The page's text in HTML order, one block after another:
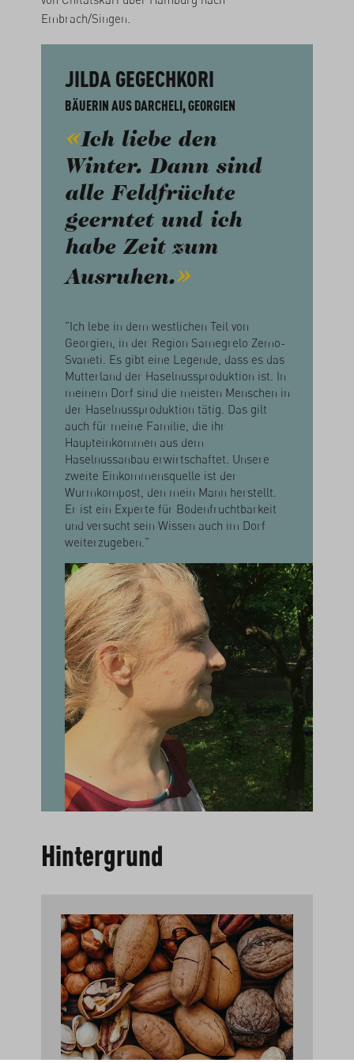
Embrach/Singen.
JILDA GEGECHKORI
BÄUERIN AUS DARCHELI, GEORGIEN
Ich liebe den
Winter. Dann sind
alle Feldfrüchte
geerntet und ich
habe Zeit zum
Ausruhen.
"Ich lebe in dem westlichen Teil von
Georgien, in der Region Samegrelo Zemo-
Svaneti. Es gibt eine Legende, dass es das
Mutterland der Haselnussproduktion ist. In
meinem Dorf sind die meisten Menschen in
der Haselnussproduktion tätig. Das gilt
auch für meine Familie, die ihr
Haupteinkommen aus dem
Haselnussanbau erwirtschaftet. Unsere
zweite Einkommensquelle ist der
Wurmkompost, den mein Mann herstellt.
Er ist ein Experte für Bodenfruchtbarkeit
und versucht sein Wissen auch im Dorf
weiterzugeben."
Hintergrund